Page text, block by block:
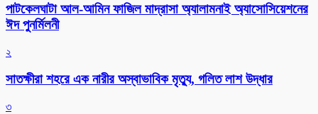
পাটকেলঘাটা আল-আমিন ফাজিল মাদ্রাসা অ্যালামনাই অ্যাসোসিয়েশনের
ঈদ পুনর্মিলনী
২
সাতক্ষীরা শহরে এক নারীর অস্বাভাবিক মৃত্যু, গলিত লাশ উদ্ধার
৩